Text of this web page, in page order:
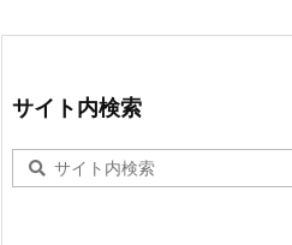
サイト内検索